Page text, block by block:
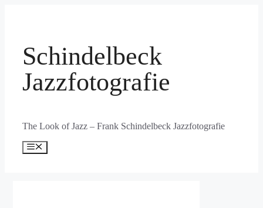
Schindelbeck
Jazzfotografie
The Look of Jazz – Frank Schindelbeck Jazzfotografie
Menü